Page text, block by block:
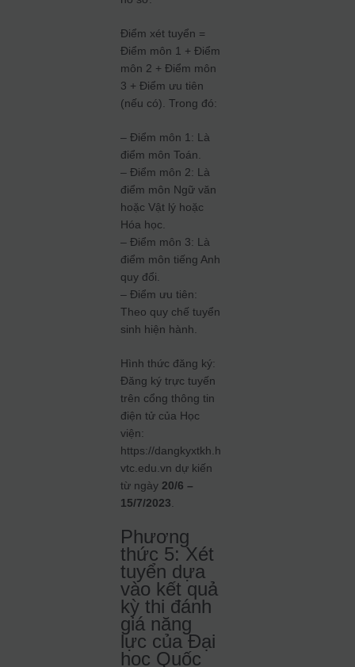
Điểm xét tuyển =
Điểm môn 1 + Điểm
môn 2 + Điểm môn
3 + Điểm ưu tiên
(nếu có). Trong đó:
– Điểm môn 1: Là
điểm môn Toán.
– Điểm môn 2: Là
điểm môn Ngữ văn
hoặc Vật lý hoặc
Hóa học.
– Điểm môn 3: Là
điểm môn tiếng Anh
quy đổi.
– Điểm ưu tiên:
Theo quy chế tuyển
sinh hiện hành.
Hình thức đăng ký:
Đăng ký trực tuyến
trên cổng thông tin
điện tử của Học
viện:
https://dangkyxtkh.h
vtc.edu.vn dự kiến
từ ngày 20/6 –
15/7/2023
Phương
thức 5:Xét
tuyển dựa
vào kết quả
kỳ thi đánh
giá năng
lực của Đại
học Quốc